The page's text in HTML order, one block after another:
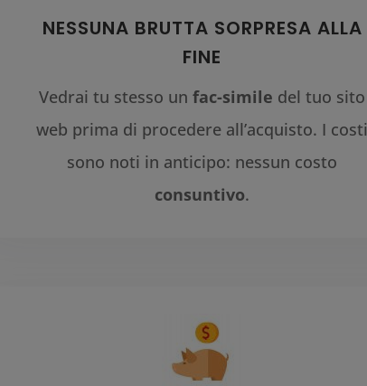
NESSUNA BRUTTA SORPRESA ALLA
FINE
Vedrai tu stesso unfac-simile del tuo sito
web prima di procedere all’acquisto. I costi
sono noti in anticipo: nessun costo
consuntivo.